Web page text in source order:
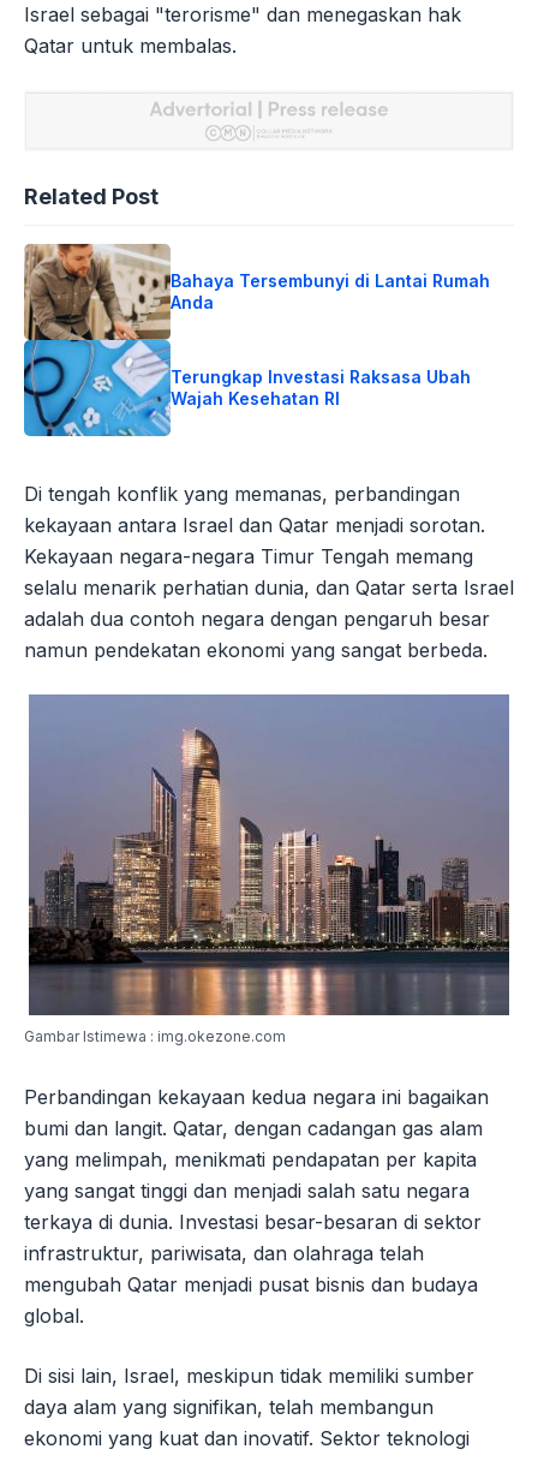
Israel sebagai "terorisme" dan menegaskan hak
Qatar untuk membalas.
Related Post
Bahaya Tersembunyi di Lantai Rumah
Anda
Terungkap Investasi Raksasa Ubah
Wajah Kesehatan RI
Di tengah konflik yang memanas, perbandingan
kekayaan antara Israel dan Qatar menjadi sorotan.
Kekayaan negara-negara Timur Tengah memang
selalu menarik perhatian dunia, dan Qatar serta Israel
adalah dua contoh negara dengan pengaruh besar
namun pendekatan ekonomi yang sangat berbeda.
Gambar Istimewa : img.okezone.com
Perbandingan kekayaan kedua negara ini bagaikan
bumi dan langit. Qatar, dengan cadangan gas alam
yang melimpah, menikmati pendapatan per kapita
yang sangat tinggi dan menjadi salah satu negara
terkaya di dunia. Investasi besar-besaran di sektor
infrastruktur, pariwisata, dan olahraga telah
mengubah Qatar menjadi pusat bisnis dan budaya
global.
Di sisi lain, Israel, meskipun tidak memiliki sumber
daya alam yang signifikan, telah membangun
ekonomi yang kuat dan inovatif. Sektor teknologi